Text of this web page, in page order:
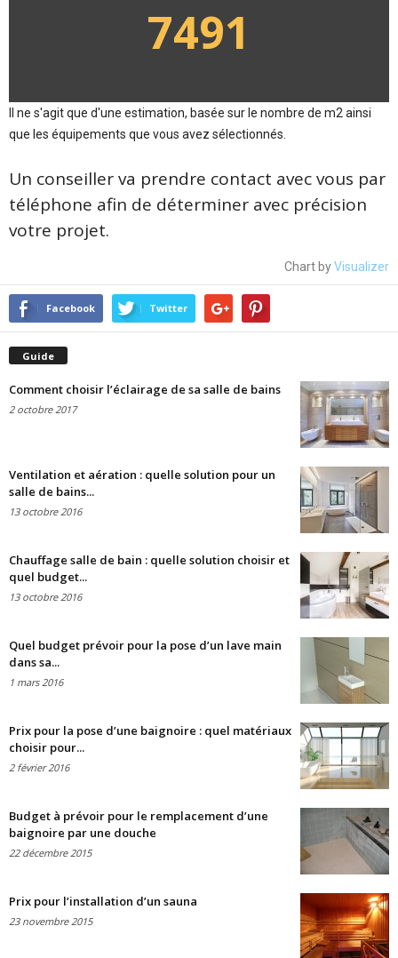
7491
Il ne s'agit que d'une estimation, basée sur le nombre de m2 ainsi
que les équipements que vous avez sélectionnés.
Un conseiller va prendre contact avec vous par
téléphone afin de déterminer avec précision
votre projet.
Chart byVisualizer
Facebook Twitter
Guide
Comment choisir l’éclairage de sa salle de bains
2 octobre 2017
Ventilation et aération : quelle solution pour un
salle de bains...
13 octobre 2016
Chauffage salle de bain : quelle solution choisir et
quel budget...
13 octobre 2016
Quel budget prévoir pour la pose d’un lave main
dans sa...
1 mars 2016
Prix pour la pose d’une baignoire : quel matériaux
choisir pour...
2 février 2016
Budget à prévoir pour le remplacement d’une
baignoire par une douche
22 décembre 2015
Prix pour l’installation d’un sauna
23 novembre 2015